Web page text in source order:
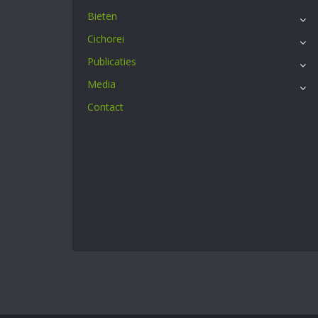
Bieten
Cichorei
Publicaties
Media
Contact